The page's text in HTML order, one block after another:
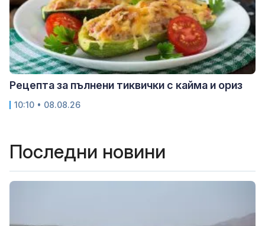
Рецепта за пълнени тиквички с кайма и ориз
10:10 • 08.08.26
Последни новини